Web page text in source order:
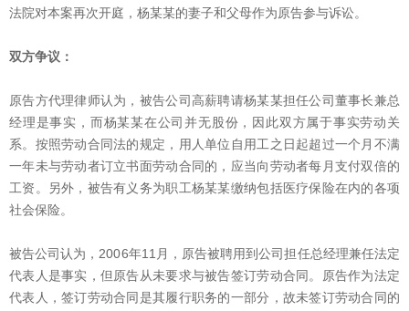
法院对本案再次开庭，杨某某的妻子和父母作为原告参与诉讼。
双方争议：
原告方代理律师认为，被告公司高薪聘请杨某某担任公司董事长兼总
经理是事实，而杨某某在公司并无股份，因此双方属于事实劳动关
系。按照劳动合同法的规定，用人单位自用工之日起超过一个月不满
一年未与劳动者订立书面劳动合同的，应当向劳动者每月支付双倍的
工资。另外，被告有义务为职工杨某某缴纳包括医疗保险在内的各项
社会保险。
被告公司认为，2006年11月，原告被聘用到公司担任总经理兼任法定
代表人是事实，但原告从未要求与被告签订劳动合同。原告作为法定
代表人，签订劳动合同是其履行职务的一部分，故未签订劳动合同的